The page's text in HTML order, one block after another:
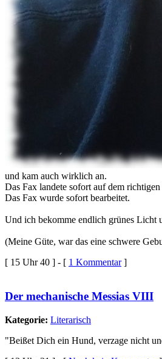
und kam auch wirklich an.
Das Fax landete sofort auf dem
Das Fax wurde sofort bearbeitet.
Und ich bekomme endlich grünes Licht
(Meine Güte, war das eine schwere
[ 15 Uhr 40 ] - [ 1 Kommentar]
Der mechanische Messias VIII
Kategorie: Literarisch
Beißet Dich ein Hund, verzage nicht